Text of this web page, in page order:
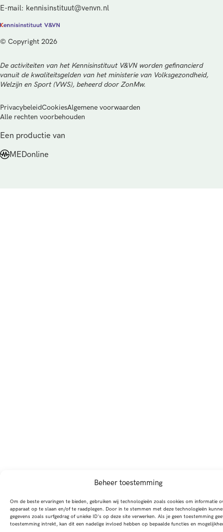
Beheer toestemming
Om de beste ervaringen te bieden, gebruiken wij technologieën zoals cookies om informatie
apparaat op te slaan en/of te raadplegen. Door in te stemmen met deze technologieën
gegevens zoals surfgedrag of unieke ID's op deze site verwerken. Als je geen toestemming
toestemming intrekt, kan dit een nadelige invloed hebben op bepaalde functies en
E-mail: kennisinstituut@venvn.nl
© Copyright 2026
De activiteiten van het Kennisinstituut V&VN worden gefinancierd
vanuit de kwaliteitsgelden van het ministerie van Volksgezondheid,
Welzijn en Sport (VWS), beheerd door ZonMw.
PrivacybeleidCookiesAlgemene voorwaarden
Alle rechten voorbehouden
Een productie van
MEDonline